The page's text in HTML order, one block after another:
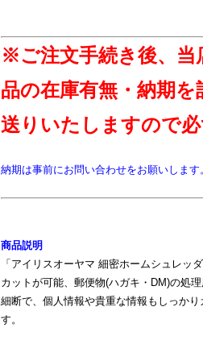
※ご注文手続き後、当
品の在庫有無・納期
送りいたしますので
納期は事前にお問い合わせをお願いします
商品説明
「アイリスオーヤマ 細密ホームシュレッ
カットが可能、郵便物(ハガキ・DM)の処
細断で、個人情報や貴重な情報もしっか
す。